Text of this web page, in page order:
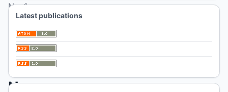
No. 1
(2015)
Vol.
22
No.
Latest publications